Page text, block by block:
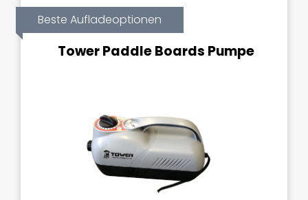
Beste Aufladeoptionen
Tower Paddle Boards Pumpe